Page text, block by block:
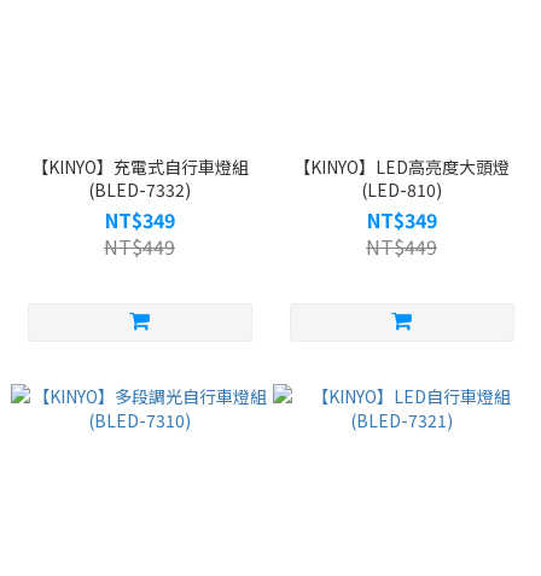
【KINYO】充電式自行車燈組
(BLED-7332)
NT$349
NT$449
【KINYO】LED高亮度大頭燈
(LED-810)
NT$349
NT$449